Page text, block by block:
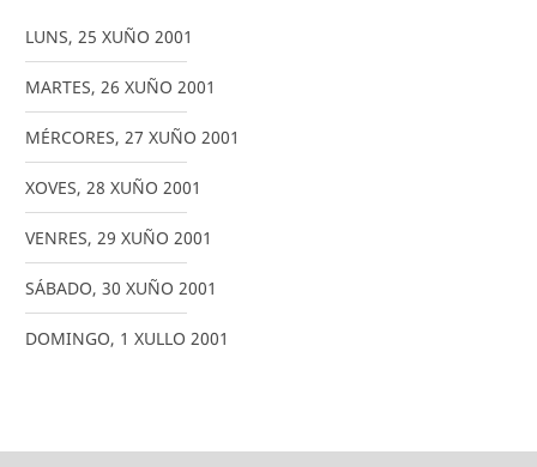
LUNS, 25 XUÑO 2001
MARTES, 26 XUÑO 2001
MÉRCORES, 27 XUÑO 2001
XOVES, 28 XUÑO 2001
VENRES, 29 XUÑO 2001
SÁBADO, 30 XUÑO 2001
DOMINGO, 1 XULLO 2001